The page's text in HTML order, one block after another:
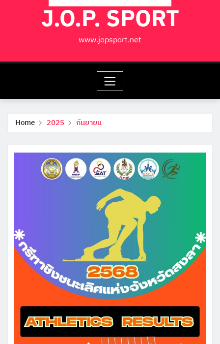
J.O.P. SPORT
www.jopsport.net
Home 2025 กันยายน